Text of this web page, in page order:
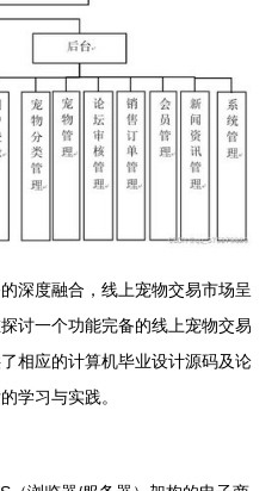
深度融合，线上宠物交易市场呈
讨一个功能完备的线上宠物交易
相应的计算机毕业设计源码及论
学习与实践。